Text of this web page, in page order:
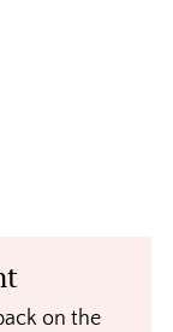
on the